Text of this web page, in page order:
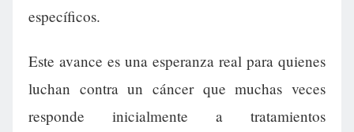
específicos.
Este avance es una esperanza real para quienes
luchan contra un cáncer que muchas veces
responde inicialmente a tratamientos